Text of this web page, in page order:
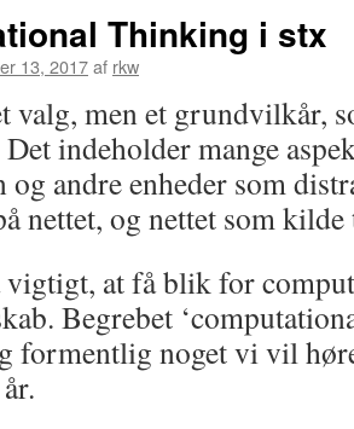
Thinking i stx
13, 2017af rkw
valg, men et grundvilkår,
Det indeholder mange
og andre enheder som
nettet, og nettet som
vigtigt, at få blik for
Begrebet
formentlig noget vi vil